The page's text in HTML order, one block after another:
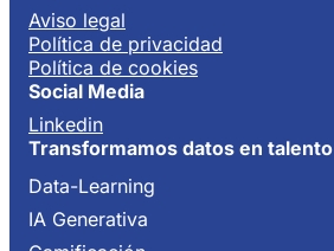
Aviso legal
Política de privacidad
Política de cookies
Social Media
Linkedin
Transformamos datos en talento
Data-Learning
IA Generativa